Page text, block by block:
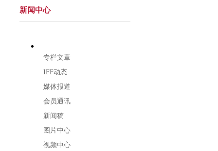
新闻中心
专栏文章
IFF动态
媒体报道
会员通讯
新闻稿
图片中心
视频中心